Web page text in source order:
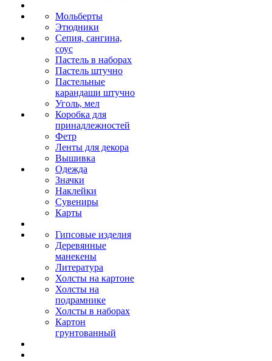
Мольберты
Этюдники
Сепия, сангина,
соус
Пастель в наборах
Пастель штучно
Пастельные
карандаши штучно
Уголь, мел
Коробка для
принадлежностей
Фетр
Ленты для декора
Вышивка
Одежда
Значки
Наклейки
Сувениры
Карты
Гипсовые изделия
Деревянные
манекены
Литература
Холсты на картоне
Холсты на
подрамнике
Холсты в наборах
Картон
грунтованный